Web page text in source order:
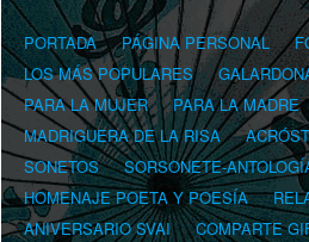
PORTADA PÁGINA PERSONAL
LOS MÁS POPULARES
PARA LA MUJER
PARA LA MADRE
MADRIGUERA DE LA RISA
SONETOS
SORSONETE-
HOMENAJE POETA Y POESÍA
ANIVERSARIO SVAI
COMPARTE